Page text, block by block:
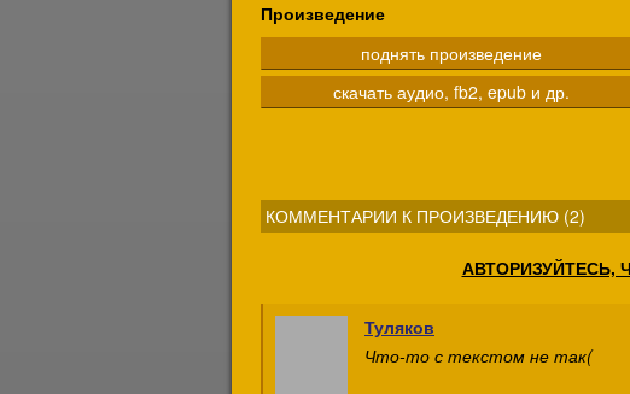
Произведение
поднять произведение
скачать аудио, fb2, epub и др.
КОММЕНТАРИИ К ПРОИЗВЕДЕНИЮ (2)
АВТОРИЗУЙТЕСЬ,
Туляков
Что-то с текстом не так(